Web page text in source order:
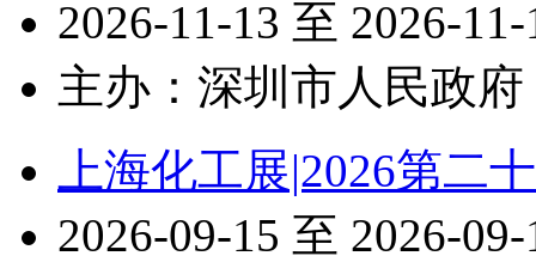
2026-11-13 至 2026-
主办：深圳市人民政府
上海化工展|2026第二
2026-09-15 至 2026-